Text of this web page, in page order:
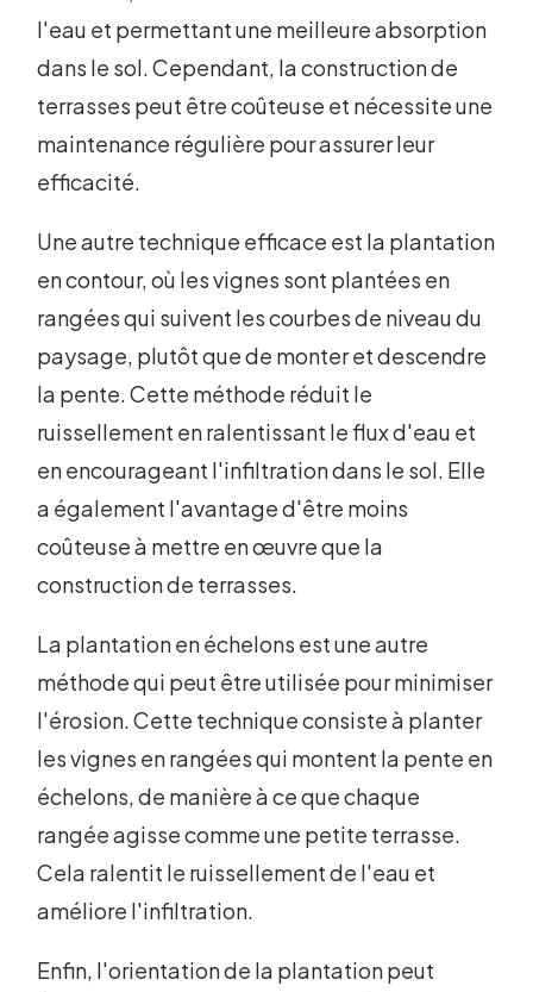
l'eau et permettant une meilleure absorption
dans le sol. Cependant, la construction de
terrasses peut être coûteuse et nécessite une
maintenance régulière pour assurer leur
efficacité.
Une autre technique efficace est la plantation
en contour, où les vignes sont plantées en
rangées qui suivent les courbes de niveau du
paysage, plutôt que de monter et descendre
la pente. Cette méthode réduit le
ruissellement en ralentissant le flux d'eau et
en encourageant l'infiltration dans le sol. Elle
a également l'avantage d'être moins
coûteuse à mettre en œuvre que la
construction de terrasses.
La plantation en échelons est une autre
méthode qui peut être utilisée pour minimiser
l'érosion. Cette technique consiste à planter
les vignes en rangées qui montent la pente en
échelons, de manière à ce que chaque
rangée agisse comme une petite terrasse.
Cela ralentit le ruissellement de l'eau et
améliore l'infiltration.
Enfin, l'orientation de la plantation peut